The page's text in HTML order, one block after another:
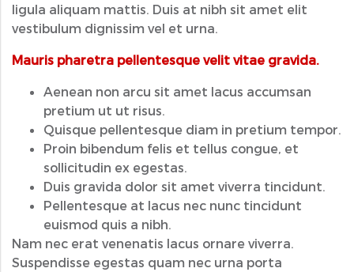
ligula aliquam mattis. Duis at nibh sit amet elit
vestibulum dignissim vel et urna.
Mauris pharetra pellentesque velit vitae gravida.
Aenean non arcu sit amet lacus accumsan
pretium ut ut risus.
Quisque pellentesque diam in pretium tempor.
Proin bibendum felis et tellus congue, et
sollicitudin ex egestas.
Duis gravida dolor sit amet viverra tincidunt.
Pellentesque at lacus nec nunc tincidunt
euismod quis a nibh.
Nam nec erat venenatis lacus ornare viverra.
Suspendisse egestas quam nec urna porta